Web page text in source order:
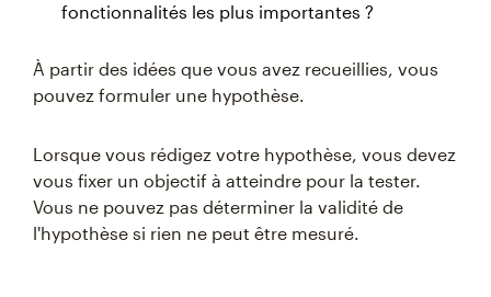
fonctionnalités les plus importantes ?
À partir des idées que vous avez recueillies, vous
pouvez formuler une hypothèse.
Lorsque vous rédigez votre hypothèse, vous devez
vous fixer un objectif à atteindre pour la tester.
Vous ne pouvez pas déterminer la validité de
l'hypothèse si rien ne peut être mesuré.